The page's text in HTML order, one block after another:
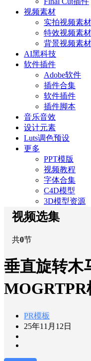
视频素材
实拍视频素材
特效视频素材
背景视频素材
AI黑科技
软件插件
Adobe软件
插件合集
软件插件
插件脚本
音乐音效
设计元素
Luts调色预设
更多
PPT模版
视频教程
字体合集
C4D模型
3D模型资源
视频选集
共0节
垂直旋转木
MOGRTPR
PR模板
25年11月12日